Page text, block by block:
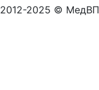
2012-2025 © МедВП